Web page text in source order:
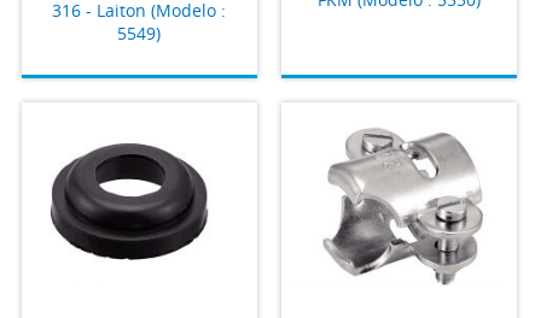
316 - Laiton (Modelo :
5549)